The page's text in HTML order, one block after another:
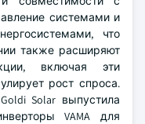
системами и
что
также расширяют
включая эти
рост спроса.
Solar выпустила
VAMA для